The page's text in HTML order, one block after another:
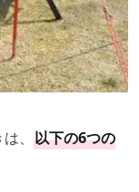
、 以下の6つの